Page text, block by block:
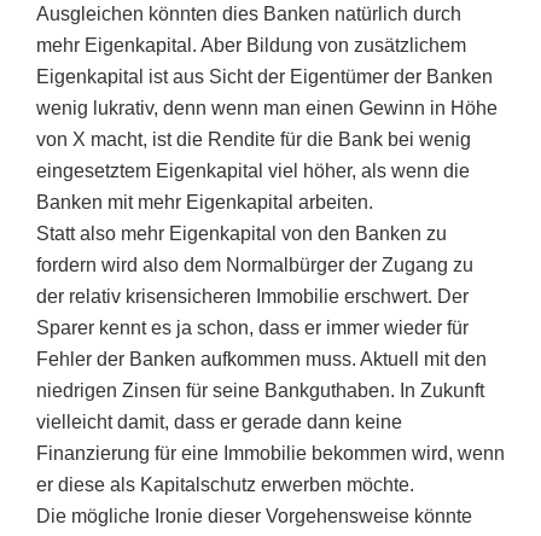
Ausgleichen könnten dies Banken natürlich durch
mehr Eigenkapital. Aber Bildung von zusätzlichem
Eigenkapital ist aus Sicht der Eigentümer der Banken
wenig lukrativ, denn wenn man einen Gewinn in Höhe
von X macht, ist die Rendite für die Bank bei wenig
eingesetztem Eigenkapital viel höher, als wenn die
Banken mit mehr Eigenkapital arbeiten.
Statt also mehr Eigenkapital von den Banken zu
fordern wird also dem Normalbürger der Zugang zu
der relativ krisensicheren Immobilie erschwert. Der
Sparer kennt es ja schon, dass er immer wieder für
Fehler der Banken aufkommen muss. Aktuell mit den
niedrigen Zinsen für seine Bankguthaben. In Zukunft
vielleicht damit, dass er gerade dann keine
Finanzierung für eine Immobilie bekommen wird, wenn
er diese als Kapitalschutz erwerben möchte.
Die mögliche Ironie dieser Vorgehensweise könnte